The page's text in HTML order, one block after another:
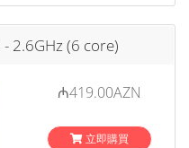
2.6GHz (6 core)
₼419.00AZN
立即購買